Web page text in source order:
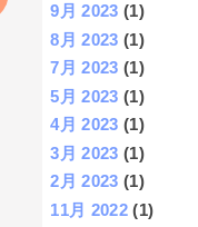
9月 2023 (1)
8月 2023 (1)
7月 2023 (1)
5月 2023 (1)
4月 2023 (1)
3月 2023 (1)
2月 2023 (1)
11月 2022 (1)